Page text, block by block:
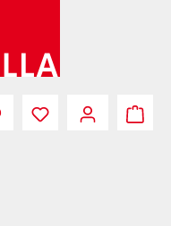
Du hast 0